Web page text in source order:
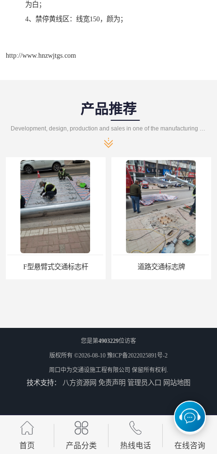
为白；
4、禁停黄线区：线宽150，颜为；
http://www.hnzwjtgs.com
产品推荐
道路交通标志牌 道路交通标志标线
您是第4903229位访客
版权所有 ©2026-08-10 豫ICP备2022025891号-2
周口中为交通设施工程有限公司 保留所有权利.
技术支持： 八方资源网 免责声明 管理员入口 网站地图
首页 产品分类 热线电话 在线咨询